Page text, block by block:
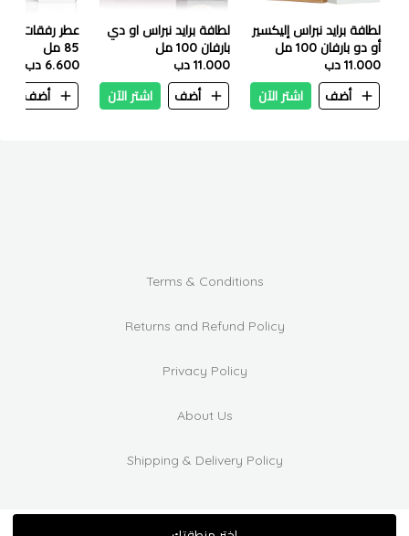
لطافة برايد نبراس إليكسير
أو دو بارفان 100 مل
11.000 دب
أضف
اشتر الآن
لطافة برايد نبراس او دي
بارفان 100 مل
11.000 دب
أضف
اشتر الآن
عطر رفقات أو
85 مل
6.600 دب
أضف
Terms & Conditions
Returns and Refund Policy
Privacy Policy
About Us
Shipping & Delivery Policy